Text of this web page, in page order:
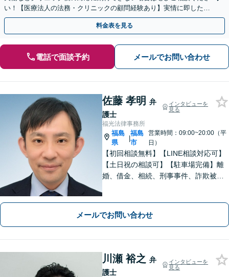
い！【医療法人の法務・クリニックの顧問経験あり】実情に即したア
ドバイスで、納得のできるトラブルの解決を目指します。
料金表を見る
電話で面談予約 メールでお問い合わせ
佐藤 孝明 弁
護士
インタビューを
見る
福光法律事務所
福島
県
|
福島
市
営業時間：09:00~20:00（平
日）
【初回相談無料】【LINE相談対応可】
【土日祝の相談可】【駐車場完備】離
婚、借金、相続、刑事事件、詐欺被
寧にサポートいたします【地元・福島
市出身の弁護士】
メールでお問い合わせ
川瀬 裕之 弁
護士
インタビューを
見る